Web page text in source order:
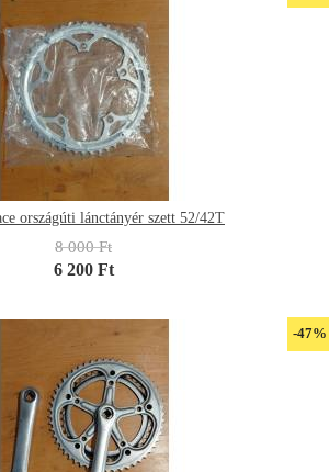
országúti lánctányér szett 52/42T
8 000 Ft
6 200 Ft
-47%